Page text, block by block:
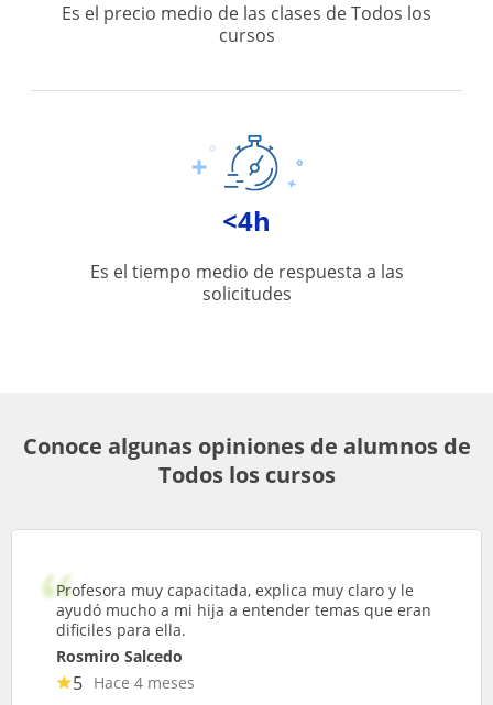
Es el precio medio de las clases de Todos los
cursos
<4h
Es el tiempo medio de respuesta a las
solicitudes
Conoce algunas opiniones de alumnos de
Todos los cursos
Profesora muy capacitada, explica muy claro y le
ayudó mucho a mi hija a entender temas que eran
dificiles para ella.
Rosmiro Salcedo
5 Hace 4 meses